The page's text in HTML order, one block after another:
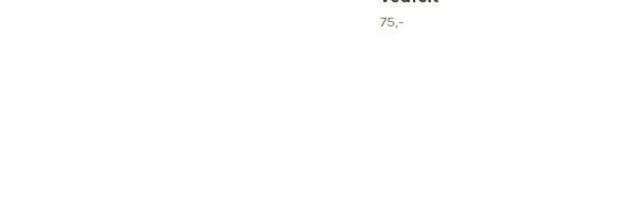
75,-